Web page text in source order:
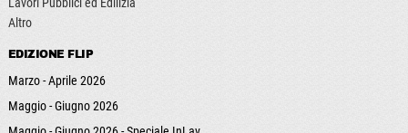
Altro
EDIZIONE FLIP
Marzo - Aprile 2026
Maggio - Giugno 2026